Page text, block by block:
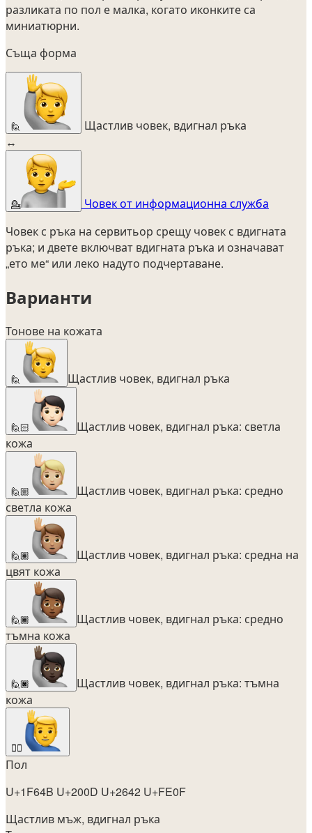
разликата по пол е малка, когато иконките са
миниатюрни.
Съща форма
🙋
Щастлив човек, вдигнал ръка
↔
💁
Човек от информационна служба
Човек с ръка на сервитьор срещу човек с вдигната
ръка; и двете включват вдигната ръка и означават
„ето ме“ или леко надуто подчертаване.
Варианти
Тонове на кожата
🙋 Щастлив човек, вдигнал ръка
🙋🏻
Щастлив човек, вдигнал ръка: светла
кожа
🙋🏼
Щастлив човек, вдигнал ръка: средно
светла кожа
🙋🏽
Щастлив човек, вдигнал ръка: средна на
цвят кожа
🙋🏾
Щастлив човек, вдигнал ръка: средно
тъмна кожа
🙋🏿
Щастлив човек, вдигнал ръка: тъмна
кожа
🙋‍♂️
Пол
U+1F64B U+200D U+2642 U+FE0F
Щастлив мъж, вдигнал ръка